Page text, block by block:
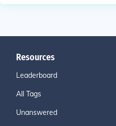
Resources
Leaderboard
All Tags
Unanswered